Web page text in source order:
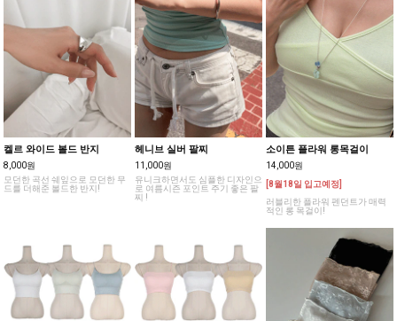
켈르 와이드 볼드 반지
8,000원
모던한 곡선 쉐잎으로 모던한 무
드를 더해준 볼드한 반지!
헤니브 실버 팔찌
11,000원
유니크하면서도 심플한 디자인으
로 여름시즌 포인트 주기 좋은 팔
찌 !
소이튼 플라워 롱목걸이
14,000원
[8월18일 입고예정]
러블리한 플라워 펜던트가 매력
적인 롱 목걸이!